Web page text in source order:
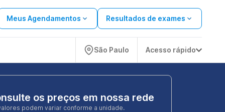
Meus Agendamentos Resultados de exames
São Paulo Acesso rápido
os preços em nossa rede
podem variar conforme a unidade.